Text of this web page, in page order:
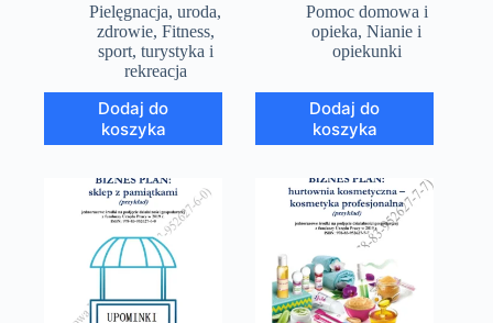
Pielęgnacja, uroda,
zdrowie, Fitness,
sport, turystyka i
rekreacja
Dodaj do
koszyka
Pomoc domowa i
opieka,Nianie i
opiekunki
Dodaj do
koszyka